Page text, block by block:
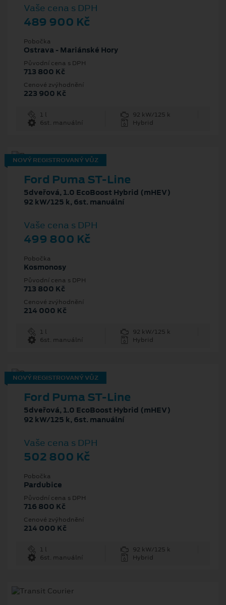
Vaše cena s DPH
489 900 Kč
Pobočka
Ostrava - Mariánské Hory
Původní cena s DPH
713 800 Kč
Cenové zvýhodnění
223 900 Kč
1 l
92 kW/125 k
6st. manuální
Hybrid
NOVÝ REGISTROVANÝ VŮZ
Ford Puma ST-Line
5dveřová, 1.0 EcoBoost Hybrid (mHEV)
92 kW/125 k, 6st. manuální
Vaše cena s DPH
499 800 Kč
Pobočka
Kosmonosy
Původní cena s DPH
713 800 Kč
Cenové zvýhodnění
214 000 Kč
1 l
92 kW/125 k
6st. manuální
Hybrid
NOVÝ REGISTROVANÝ VŮZ
Ford Puma ST-Line
5dveřová, 1.0 EcoBoost Hybrid (mHEV)
92 kW/125 k, 6st. manuální
Vaše cena s DPH
502 800 Kč
Pobočka
Pardubice
Původní cena s DPH
716 800 Kč
Cenové zvýhodnění
214 000 Kč
1 l
92 kW/125 k
6st. manuální
Hybrid